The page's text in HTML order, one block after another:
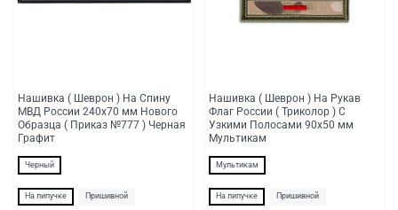
Нашивка ( Шеврон ) На Спину
МВД России 240х70 мм Нового
Образца ( Приказ №777 ) Черная
Графит
Черный
На липучке Пришивной
Нашивка ( Шеврон ) На Рукав
Флаг России ( Триколор ) С
Узкими Полосами 90х50 мм
Мультикам
Мультикам
На липучке Пришивной